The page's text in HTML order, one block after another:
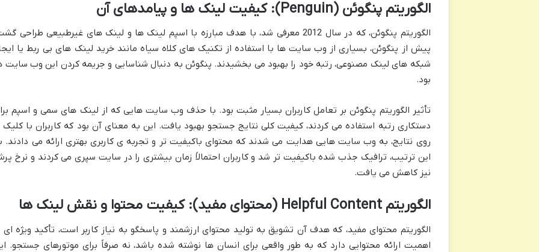
الگوریتم پنگوئن (Penguin): کیفیت لینک ها و پیامدهای آن
الگوریتم پنگوئن، که در سال 2012 معرفی شد، با هدف مبارزه با اسپم لینک ها و لینک های غیرطبیعی طراحی
پیش از پنگوئن، بسیاری از وب سایت ها با استفاده از تکنیک های کلاه سیاه مانند خرید لینک های بی ربط یا
شبکه های لینک مصنوعی، رتبه خود را بهبود می بخشیدند. پنگوئن به دنبال شناسایی و جریمه کردن این وب سایت
بود.
تأثیر الگوریتم پنگوئن بر تعامل کاربران بسیار مثبت بود. با حذف وب سایت هایی که از لینک های سمی و اسپم
دستکاری رتبه استفاده می کردند، کیفیت کلی نتایج جستجو بهبود یافت. این به معنای آن بود که کاربران با کلیک
روی نتایج، به وب سایت هایی هدایت می شدند که محتوای باکیفیت تر و تجربه ی کاربری بهتری ارائه می دادند.
این ترتیب، ترافیک جذب شده باکیفیت تر شد و کاربران احتمالاً زمان بیشتری را در سایت سپری می کردند و نرخ
نیز کاهش می یافت.
الگوریتم Helpful Content (محتوای مفید): کیفیت محتوا و نقش لینک ها
الگوریتم محتوای مفید، که هدف آن تشویق به تولید محتوای ارزشمند و پاسخگو به نیاز کاربر است، تأکید ویژه ای
اهمیت ارائه محتوایی دارد که به طور واقعی برای انسان ها نوشته شده باشد، نه صرفاً برای موتورهای جستجو.